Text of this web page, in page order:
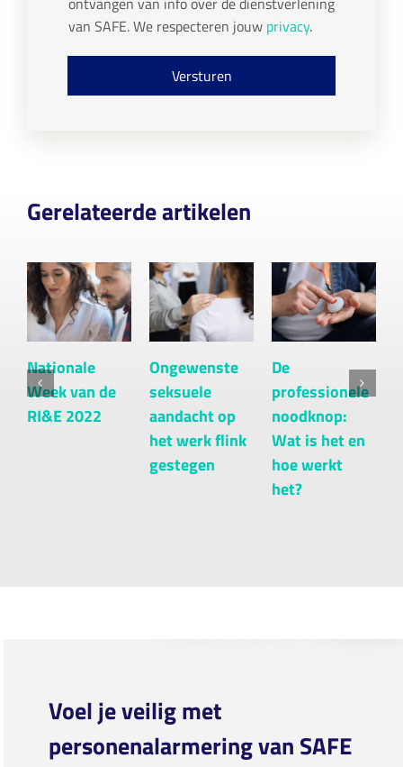
m
a
a
m
*
P
R
c
van SAFE. We respecteren jouw privacy.
Versturen
Gerelateerde artikelen
Nationale
Week van de
RI&E 2022
Ongewenste
seksuele
aandacht op
het werk flink
gestegen
De
professionele
noodknop:
Wat is het en
hoe werkt
het?
Voel je veilig met
personenalarmering van SAFE